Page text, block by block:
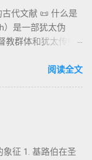
利未记》的神学中
能维持这同在；
耶和华”的与“归于
斯 （Tartarus）”指
/启示录 中的“ 人子
太24–25；启1、
解释，补给了新约
弗6:12“执政掌
卷与火刑等图像，
不义富者的警告
） 3. 属 灵 存在
1, 申 32: 8– 9
施行 神 审判者 出
出 7: 1 神 的 代言
强调 尊贵 超自然 的
plural） 三、
（ 创世 记 1: 1） “
代文献 📜 什么是
）是一部犹太伪
群体和犹太传统
、堕落、审判和弥
的记载激发了后世
《以诺书》便是
《以诺书》并非一
望者，Watchers）
阅读全文
征 1. 基路伯在圣